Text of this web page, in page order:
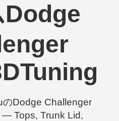
Dodge
Dodge Challenger
— Tops, Trunk Lid,